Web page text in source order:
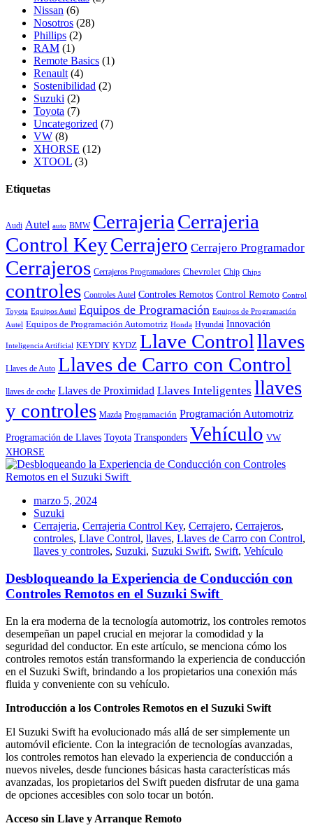
Nissan (6)
Nosotros (28)
Phillips (2)
RAM (1)
Remote Basics (1)
Renault (4)
Sostenibilidad (2)
Suzuki (2)
Toyota (7)
Uncategorized (7)
VW (8)
XHORSE (12)
XTOOL (3)
Etiquetas
Audi Autel auto BMW Cerrajeria Cerrajeria
Control KeyCerrajero Cerrajero Programador
Cerrajeros Cerrajeros Programadores Chevrolet Chip Chips
controles Controles Autel Controles Remotos Control Remoto Control
Toyota Equipos Autel Equipos de Programación Equipos de Programación
Autel Equipos de Programación Automotriz Honda Hyundai Innovación
Inteligencia Artificial KEYDIY KYDZ Llave Controlllaves
Llaves de Auto Llaves de Carro con Control
llaves de coche Llaves de Proximidad Llaves Inteligentes llaves
y controles Mazda Programación Programación Automotriz
Programación de Llaves Toyota Transponders Vehículo VW
XHORSE
marzo 5, 2024
Suzuki
Cerrajeria, Cerrajeria Control Key, Cerrajero, Cerrajeros,
controles, Llave Control, llaves, Llaves de Carro con Control,
llaves y controles, Suzuki, Suzuki Swift, Swift, Vehículo
Desbloqueando la Experiencia de Conducción con
Controles Remotos en el Suzuki Swift
En la era moderna de la tecnología automotriz, los controles remotos
desempeñan un papel crucial en mejorar la comodidad y la
seguridad del conductor. En este artículo, se menciona cómo los
controles remotos están transformando la experiencia de conducción
en el Suzuki Swift, brindando a los propietarios una conexión más
fluida y conveniente con su vehículo.
Introducción a los Controles Remotos en el Suzuki Swift
El Suzuki Swift ha evolucionado más allá de ser simplemente un
automóvil eficiente. Con la integración de tecnologías avanzadas,
los controles remotos han elevado la experiencia de conducción a
nuevos niveles, desde funciones básicas hasta características más
avanzadas, los propietarios del Swift pueden disfrutar de una gama
de opciones accesibles con solo tocar un botón.
Acceso sin Llave y Arranque Remoto